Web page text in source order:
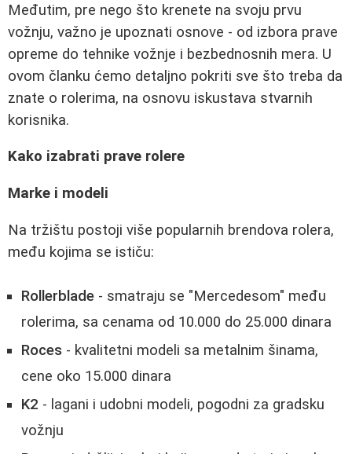
Međutim, pre nego što krenete na svoju prvu
vožnju, važno je upoznati osnove - od izbora prave
opreme do tehnike vožnje i bezbednosnih mera. U
ovom članku ćemo detaljno pokriti sve što treba da
znate o rolerima, na osnovu iskustava stvarnih
korisnika.
Kako izabrati prave rolere
Marke i modeli
Na tržištu postoji više popularnih brendova rolera,
među kojima se ističu:
Rollerblade - smatraju se "Mercedesom" među
rolerima, sa cenama od 10.000 do 25.000 dinara
Roces - kvalitetni modeli sa metalnim šinama,
cene oko 15.000 dinara
K2 - lagani i udobni modeli, pogodni za gradsku
vožnju